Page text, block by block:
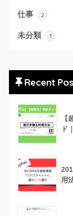
仕事 2
未分類 1
Recent
ド
用